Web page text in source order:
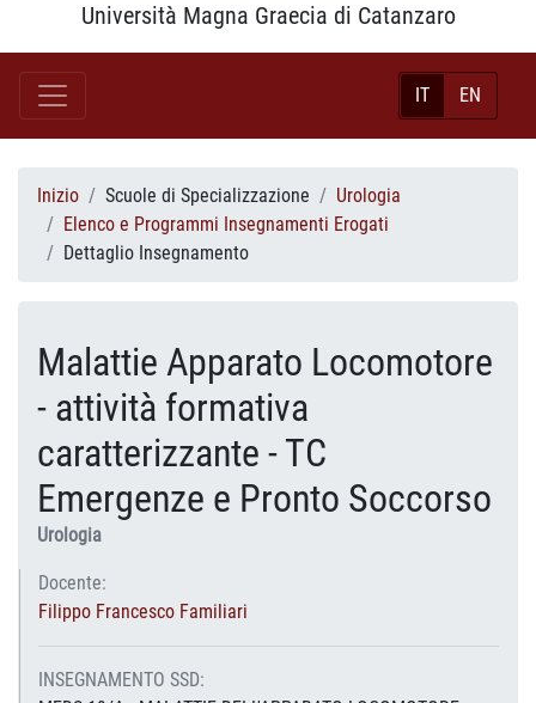
Università Magna Graecia di Catanzaro
IT EN
Inizio Scuole di Specializzazione
Urologia
Elenco e Programmi Insegnamenti Erogati
Dettaglio Insegnamento
Malattie Apparato Locomotore
- attività formativa
caratterizzante - TC
Emergenze e Pronto Soccorso
Urologia
Docente:
Filippo Francesco Familiari
INSEGNAMENTO SSD: